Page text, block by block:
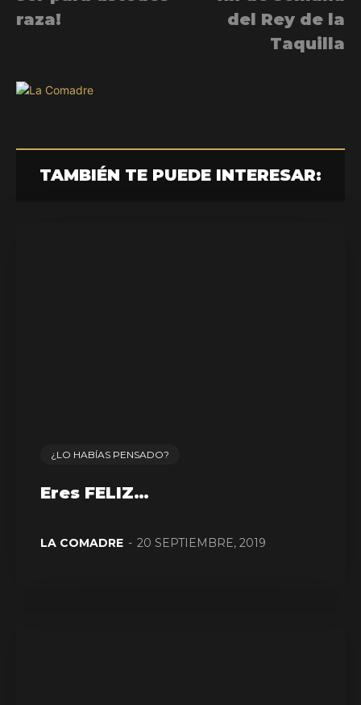
raza!
del Rey de la
Taquilla
TAMBIÉN TE PUEDE INTERESAR:
¿LO HABÍAS PENSADO?
Eres FELIZ…
LA COMADRE - 20 SEPTIEMBRE, 2019